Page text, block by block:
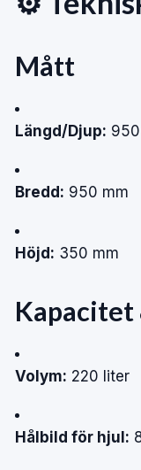
Mått
Längd/Djup:
Bredd: 950 mm
Höjd: 350 mm
Volym: 220 liter
Hålbild för hjul: